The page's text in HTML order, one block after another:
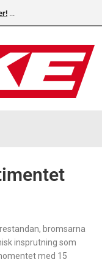
bromsarna
insprutning som
med 15